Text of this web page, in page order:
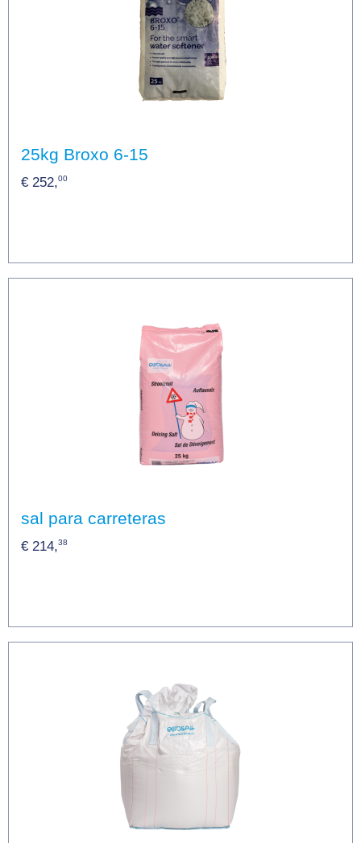
25kg Broxo 6-15
€ 252,00
sal para carreteras
€ 214,38